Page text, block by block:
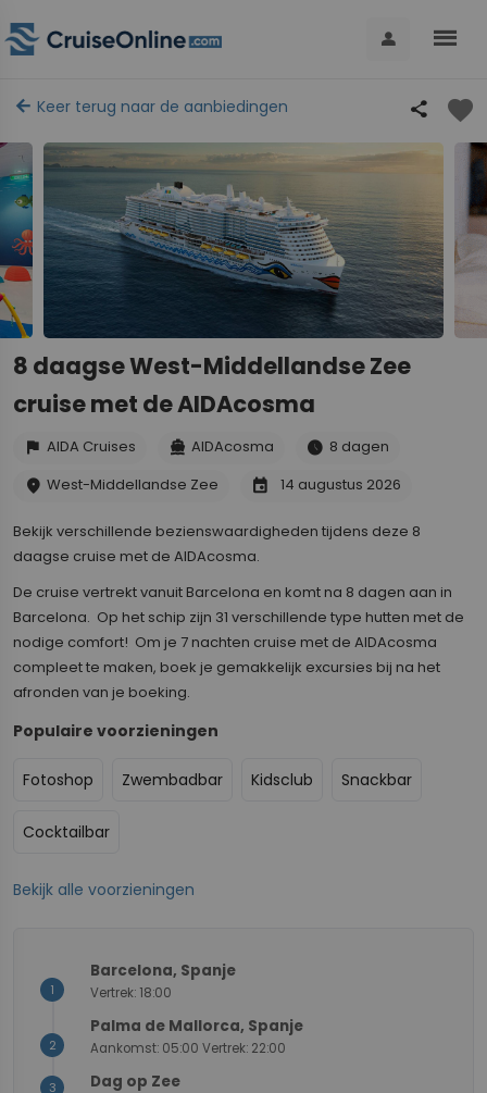
person menu
arrow_back Keer terug naar de aanbiedingen share favorite
8 daagse West-Middellandse Zee
cruise met de AIDAcosma
flag AIDA Cruises directions_boat AIDAcosma schedule 8 dagen
place West-Middellandse Zee event 14 augustus 2026
Bekijk verschillende bezienswaardigheden tijdens deze 8
daagse cruise met de AIDAcosma.
De cruise vertrekt vanuit Barcelona en komt na 8 dagen aan in
Barcelona. Op het schip zijn 31 verschillende type hutten met de
nodige comfort! Om je 7 nachten cruise met de AIDAcosma
compleet te maken, boek je gemakkelijk excursies bij na het
afronden van je boeking.
Populaire voorzieningen
Fotoshop Zwembadbar Kidsclub Snackbar
Cocktailbar
Bekijk alle voorzieningen
+
−
1
Barcelona, Spanje
Vertrek: 18:00
2
Palma de Mallorca, Spanje
Aankomst: 05:00 Vertrek: 22:00
3 Dag op Zee